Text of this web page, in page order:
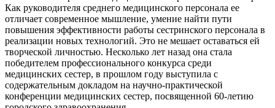
Как руководителя среднего медицинского персонала ее
отличает современное мышление, умение найти пути
повышения эффективности работы сестринского персонала в
реализации новых технологий. Это не мешает оставаться ей
творческой личностью. Несколько лет назад она стала
победителем профессионального конкурса среди
медицинских сестер, в прошлом году выступила с
содержательным докладом на научно-практической
конференции медицинских сестер, посвященной 60-летию